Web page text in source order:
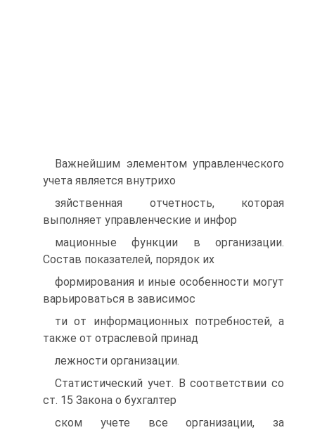
Важнейшим элементом управленческого
учета является внутрихо
зяйственная отчетность, которая
выполняет управленческие и инфор
мационные функции в организации.
Состав показателей, порядок их
формирования и иные особенности могут
варьироваться в зависимос
ти от информационных потребностей, а
также от отраслевой принад
лежности организации.
Статистический учет. В соответствии со
ст. 15 Закона о бухгалтер
ском учете все организации, за